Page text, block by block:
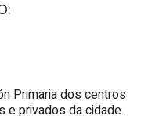
:
Primaria dos centros
e privados da cidade.